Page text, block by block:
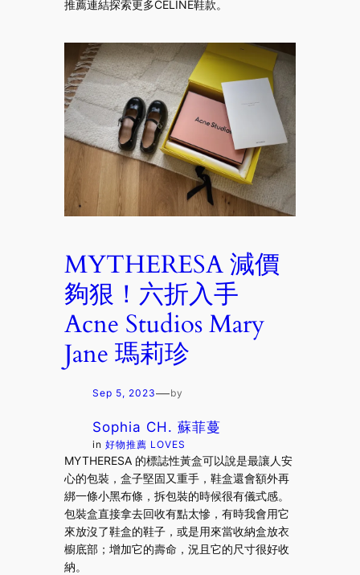
推薦連結探索更多CELINE鞋款。
MYTHERESA 減價
夠狠！六折入手
Acne Studios Mary
Jane 瑪莉珍
Sep 5, 2023—by
Sophia CH. 蘇菲蔓
in好物推薦 LOVES
MYTHERESA 的標誌性黃盒可以說是最讓人安
心的包裝，盒子堅固又重手，鞋盒還會額外再
綁一條小黑布條，拆包裝的時候很有儀式感。
包裝盒直接拿去回收有點太慘，有時我會用它
來放沒了鞋盒的鞋子，或是用來當收納盒放衣
櫥底部；增加它的壽命，況且它的尺寸很好收
納。